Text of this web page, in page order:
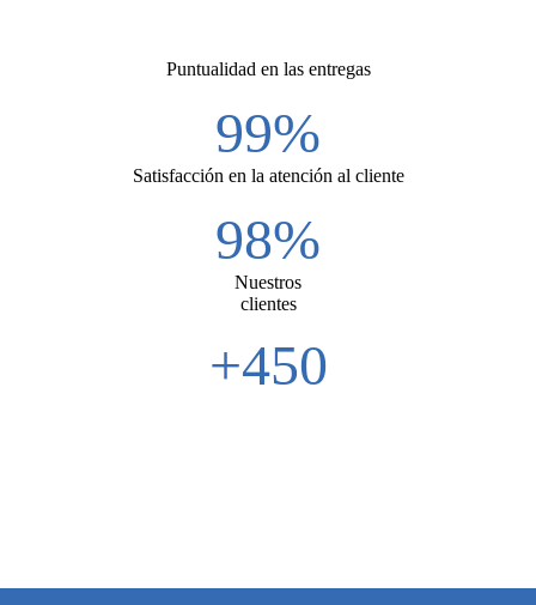
Puntualidad en las entregas
99%
Satisfacción en la atención al cliente
98%
Nuestros
clientes
+450